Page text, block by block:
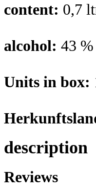
content: 0,7
alcohol: 43
Units in box:
description
Reviews